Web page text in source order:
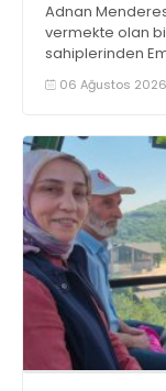
Adnan Menderes
vermekte olan
sahiplerinden
tezgahlarda taze
boyunca
06 Ağustos